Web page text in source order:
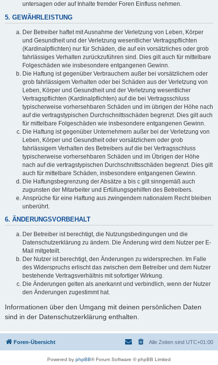
untersagen oder auf Inhalte fremder Foren Einfluss nehmen.
5. GEWÄHRLEISTUNG
Der Betreiber haftet mit Ausnahme der Verletzung von Leben, Körper
und Gesundheit und der Verletzung wesentlicher Vertragspflichten
(Kardinalpflichten) nur für Schäden, die auf ein vorsätzliches oder grob
fahrlässiges Verhalten zurückzuführen sind. Dies gilt auch für mittelbare
Folgeschäden wie insbesondere entgangenen Gewinn.
Die Haftung ist gegenüber Verbrauchern außer bei vorsätzlichem oder
grob fahrlässigem Verhalten oder bei Schäden aus der Verletzung von
Leben, Körper und Gesundheit und der Verletzung wesentlicher
Vertragspflichten (Kardinalpflichten) auf die bei Vertragsschluss
typischerweise vorhersehbaren Schäden und im übrigen der Höhe nach
auf die vertragstypischen Durchschnittsschäden begrenzt. Dies gilt auch
für mittelbare Folgeschäden wie insbesondere entgangenen Gewinn.
Die Haftung ist gegenüber Unternehmern außer bei der Verletzung von
Leben, Körper und Gesundheit oder vorsätzlichem oder grob
fahrlässigem Verhalten des Betreibers auf die bei Vertragsschluss
typischerweise vorhersehbaren Schäden und im Übrigen der Höhe
nach auf die vertragstypischen Durchschnittsschäden begrenzt. Dies gilt
auch für mittelbare Schäden, insbesondere entgangenen Gewinn.
Die Haftungsbegrenzung der Absätze a bis c gilt sinngemäß auch
zugunsten der Mitarbeiter und Erfüllungsgehilfen des Betreibers.
Ansprüche für eine Haftung aus zwingendem nationalem Recht bleiben
unberührt.
6. ÄNDERUNGSVORBEHALT
Der Betreiber ist berechtigt, die Nutzungsbedingungen und die
Datenschutzerklärung zu ändern. Die Änderung wird dem Nutzer per E-
Mail mitgeteilt.
Der Nutzer ist berechtigt, den Änderungen zu widersprechen. Im Falle
des Widerspruchs erlischt das zwischen dem Betreiber und dem Nutzer
bestehende Vertragsverhältnis mit sofortiger Wirkung.
Die Änderungen gelten als anerkannt und verbindlich, wenn der Nutzer
den Änderungen zugestimmt hat.
Informationen über den Umgang mit deinen persönlichen Daten
sind in der Datenschutzerklärung enthalten.
Foren-Übersicht Alle Zeiten sind UTC+01:00
Powered by phpBB® Forum Software © phpBB Limited